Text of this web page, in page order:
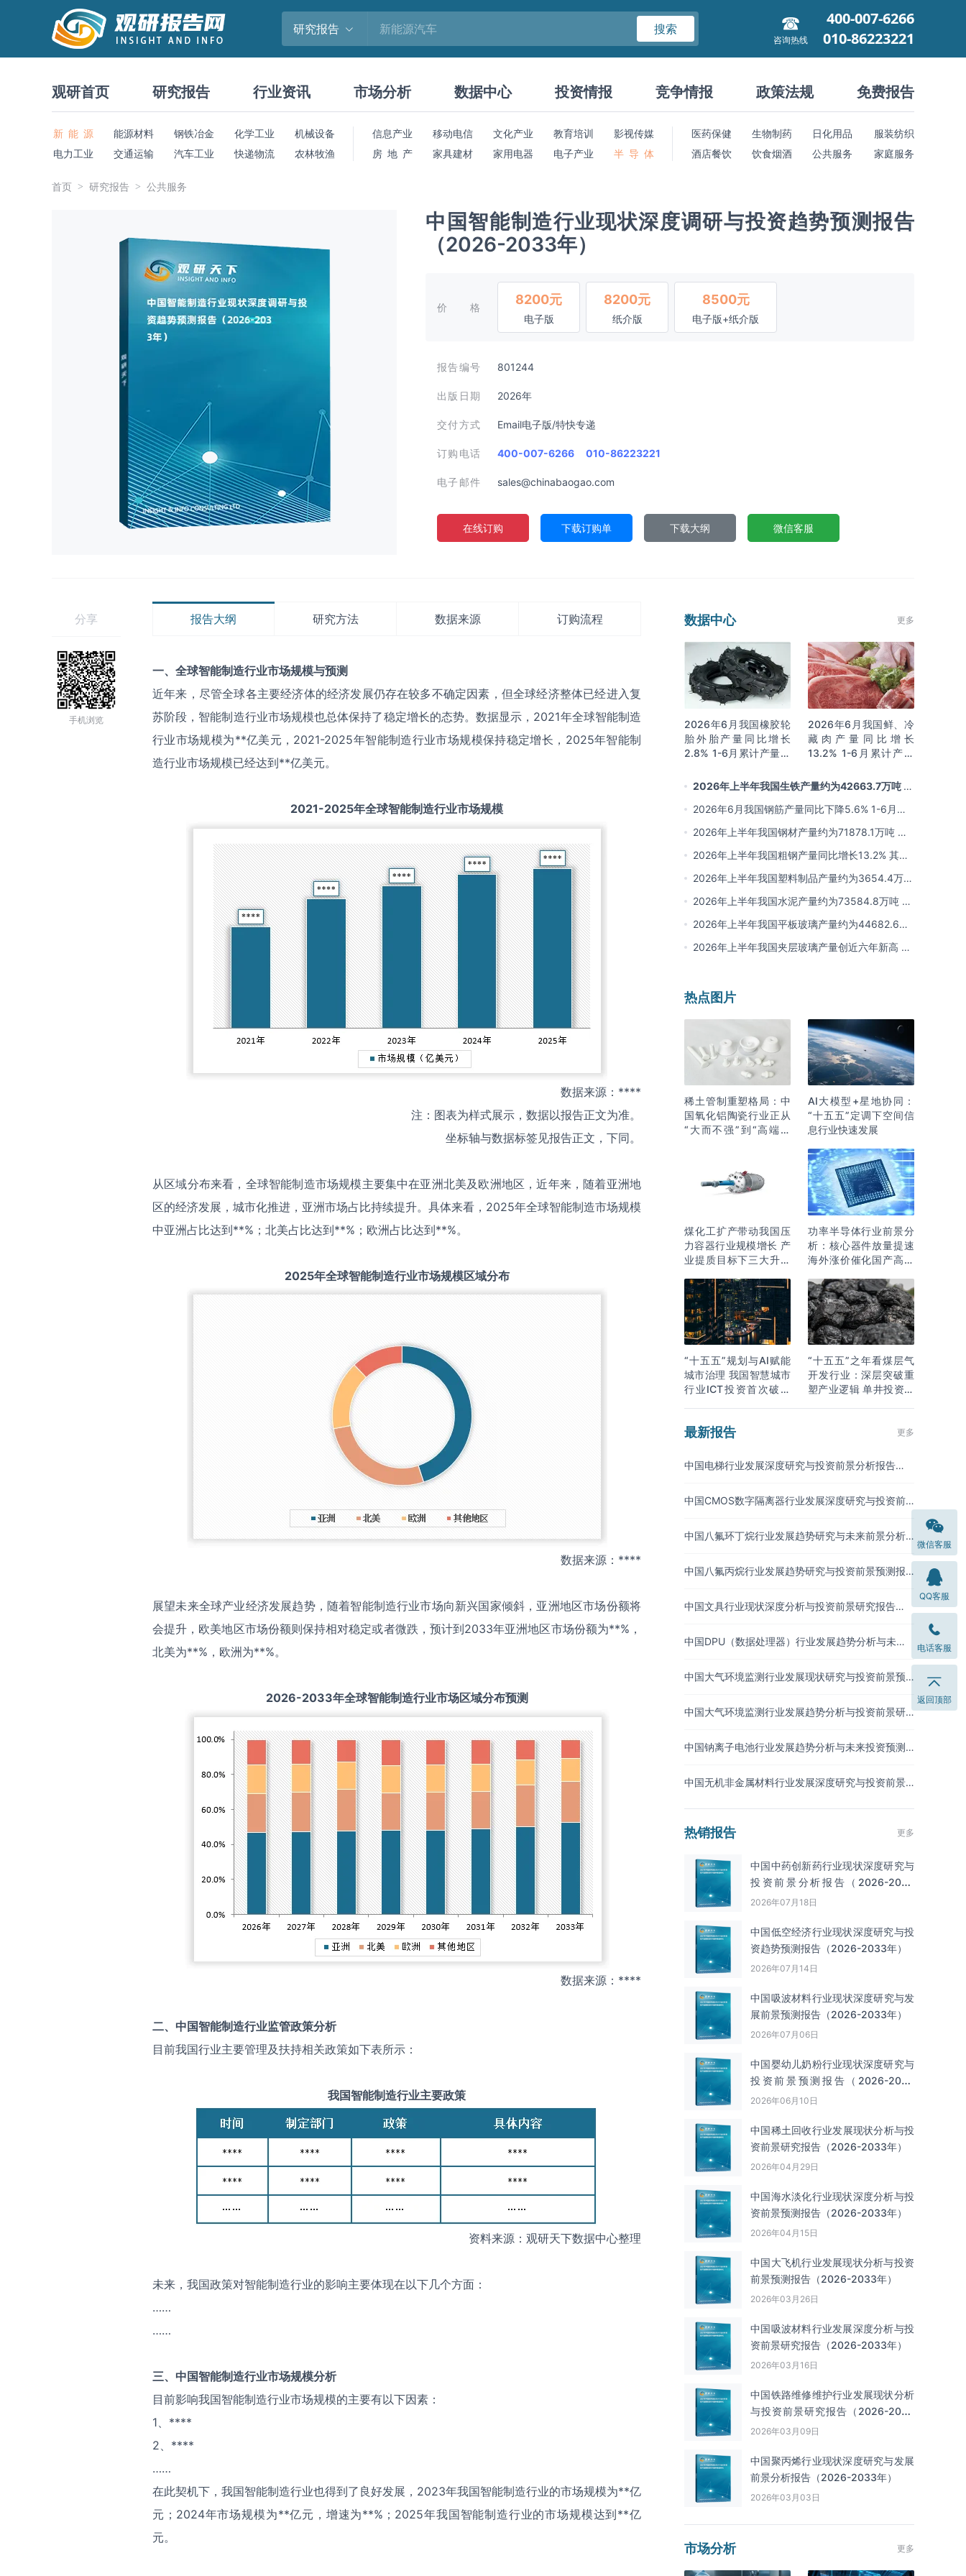
研究报告 搜索
咨询热线
400-007-6266
010-86223221
观研首页 研究报告 行业资讯 市场分析 数据中心 投资情报 竞争情报 政策法规 免费报告
新 能 源 能源材料 钢铁冶金 化学工业
机械设备
电力工业
交通运输 汽车工业 快递物流 农林牧渔
信息产业 移动电信 文化产业 教育培训
影视传媒
房 地 产
家具建材 家用电器 电子产业 半 导 体
医药保健 生物制药 日化用品
服装纺织
酒店餐饮
饮食烟酒 公共服务 家庭服务
首页 研究报告 公共服务
中国智能制造行业现状深度调研与投资趋势预测报告
（2026-2033年）
价格
8200元
电子版
8200元
纸介版
8500元
电子版+纸介版
报告编号 801244
出版日期 2026年
交付方式 Email电子版/特快专递
订购电话 400-007-6266 010-86223221
电子邮件 sales@chinabaogao.com
在线订购 下载订购单 下载大纲 微信客服
分享
手机浏览
报告大纲 研究方法 数据来源 订购流程
一、全球智能制造行业市场规模与预测
近年来，尽管全球各主要经济体的经济发展仍存在较多不确定因素，但全球经济整体已经进入复
苏阶段，智能制造行业市场规模也总体保持了稳定增长的态势。数据显示，2021年全球智能制造
行业市场规模为**亿美元，2021-2025年智能制造行业市场规模保持稳定增长，2025年智能制
造行业市场规模已经达到**亿美元。
2021-2025年全球智能制造行业市场规模
数据来源：****
注：图表为样式展示，数据以报告正文为准。
坐标轴与数据标签见报告正文，下同。
从区域分布来看，全球智能制造市场规模主要集中在亚洲北美及欧洲地区，近年来，随着亚洲地
区的经济发展，城市化推进，亚洲市场占比持续提升。具体来看，2025年全球智能制造市场规模
中亚洲占比达到**%；北美占比达到**%；欧洲占比达到**%。
2025年全球智能制造行业市场规模区域分布
数据来源：****
展望未来全球产业经济发展趋势，随着智能制造行业市场向新兴国家倾斜，亚洲地区市场份额将
会提升，欧美地区市场份额则保持相对稳定或者微跌，预计到2033年亚洲地区市场份额为**%，
北美为**%，欧洲为**%。
2026-2033年全球智能制造行业市场区域分布预测
数据来源：****
二、中国智能制造行业监管政策分析
目前我国行业主要管理及扶持相关政策如下表所示：
我国智能制造行业主要政策
资料来源：观研天下数据中心整理
未来，我国政策对智能制造行业的影响主要体现在以下几个方面：
……
……
三、中国智能制造行业市场规模分析
目前影响我国智能制造行业市场规模的主要有以下因素：
1、****
2、****
……
在此契机下，我国智能制造行业也得到了良好发展，2023年我国智能制造行业的市场规模为**亿
元；2024年市场规模为**亿元，增速为**%；2025年我国智能制造行业的市场规模达到**亿
元。
数据中心 更多
2026年6月我国橡胶轮
胎外胎产量同比增长
2.8% 1-6月累计产量同
2026年6月我国鲜、冷
藏肉产量同比增长
13.2% 1-6月累计产量
2026年上半年我国生铁产量约为42663.7万吨 同
比下降2.8% 其中河北产量占比22.7%排名第一
2026年6月我国钢筋产量同比下降5.6% 1-6月累
计产量同比下降10.7%
2026年上半年我国钢材产量约为71878.1万吨 同
比下降0.9% 其中河北以超亿吨产量排名第一
2026年上半年我国粗钢产量同比增长13.2% 其中
河北产量占比21.5%位居首位
2026年上半年我国塑料制品产量约为3654.4万吨
其中江苏、浙江产量分别占比18.9%、16.0%
2026年上半年我国水泥产量约为73584.8万吨 同
比下降8% 其中广东、浙江和安徽分别排名前三
2026年上半年我国平板玻璃产量约为44682.6万
重量箱 同比下降5.7% 其中河北产量最多 占比
2026年上半年我国夹层玻璃产量创近六年新高 约
热点图片
稀土管制重塑格局：中
国氧化铝陶瓷行业正从
“大而不强”到“高端突
AI大模型+星地协同：
“十五五”定调下空间信
息行业快速发展
煤化工扩产带动我国压
力容器行业规模增长 产
业提质目标下三大升级
功率半导体行业前景分
析：核心器件放量提速
海外涨价催化国产高端
“十五五”规划与AI赋能
城市治理 我国智慧城市
行业ICT投资首次破万
“十五五”之年看煤层气
开发行业：深层突破重
塑产业逻辑 单井投资成
最新报告 更多
中国电梯行业发展深度研究与投资前景分析报告
中国CMOS数字隔离器行业发展深度研究与投资前
中国八氟环丁烷行业发展趋势研究与未来前景分析
中国八氟丙烷行业发展趋势研究与投资前景预测报
中国文具行业现状深度分析与投资前景研究报告
中国DPU（数据处理器）行业发展趋势分析与未来
中国大气环境监测行业发展现状研究与投资前景预
中国大气环境监测行业发展趋势分析与投资前景研
中国钠离子电池行业发展趋势分析与未来投资预测
中国无机非金属材料行业发展深度研究与投资前景
热销报告 更多
中国中药创新药行业现状深度研究与
投资前景分析报告（2026-2033
年）
2026年07月18日
中国低空经济行业现状深度研究与投
资趋势预测报告（2026-2033年）
2026年07月14日
中国吸波材料‌‌‌行业现状深度研究与发
展前景预测报告（2026-2033年）
2026年07月06日
中国婴幼儿奶粉行业现状深度研究与
投资前景预测报告（2026-2033
年）
2026年06月10日
中国‌‌稀土回收‌‌行业发展现状分析与投
资前景研究报告（2026-2033年）
2026年04月29日
中国海水淡化行业现状深度分析与投
资前景预测报告（2026-2033年）
2026年04月15日
中国大飞机行业发展现状分析与投资
前景预测报告（2026-2033年）
2026年03月26日
中国吸波材料行业发展深度分析与投
资前景研究报告（2026-2033年）
2026年03月16日
中国铁路维修维护行业发展现状分析
与投资前景研究报告（2026-2033
年）
2026年03月09日
中国聚丙烯行业现状深度研究与发展
前景分析报告（2026-2033年）
2026年03月03日
市场分析 更多
微信客服
QQ客服
电话客服
返回顶部